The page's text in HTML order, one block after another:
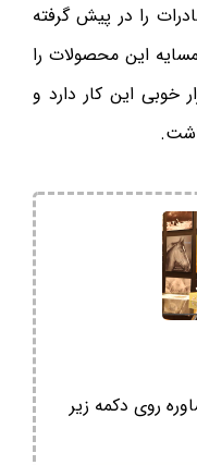
را در پیش گرفته
این محصولات را
خوبی این کار دارد و
روی دکمه زیر